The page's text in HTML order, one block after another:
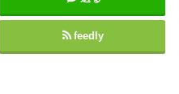
feedly